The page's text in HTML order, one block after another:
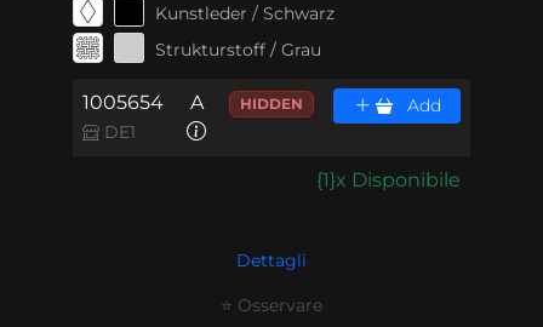
Kunstleder / Schwarz
Strukturstoff / Grau
1005654
DE1
A HIDDEN Add
{1}x Disponibile
Dettagli
⭐ Osservare